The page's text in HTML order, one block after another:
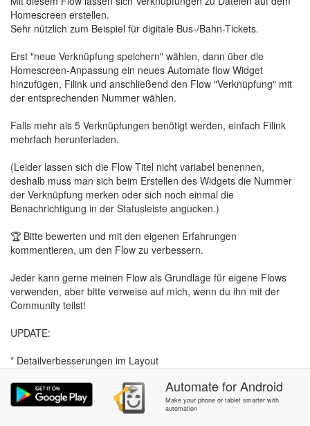
Homescreen erstellen.
Sehr nützlich zum Beispiel für digitale Bus-/Bahn-Tickets.
Erst "neue Verknüpfung speichern" wählen, dann über die
Homescreen-Anpassung ein neues Automate flow Widget
hinzufügen, Filink und anschließend den Flow "Verknüpfung" mit
der entsprechenden Nummer wählen.
Falls mehr als 5 Verknüpfungen benötigt werden, einfach Filink
mehrfach herunterladen.
(Leider lassen sich die Flow Titel nicht variabel benennen,
deshalb muss man sich beim Erstellen des Widgets die Nummer
der Verknüpfung merken oder sich noch einmal die
Benachrichtigung in der Statusleiste angucken.)
🏆 Bitte bewerten und mit den eigenen Erfahrungen
kommentieren, um den Flow zu verbessern.
Jeder kann gerne meinen Flow als Grundlage für eigene Flows
verwenden, aber bitte verweise auf mich, wenn du ihn mit der
Community teilst!
UPDATE:
* Detailverbesserungen im Layout
#Dateien #Deteien #Datei #datei #Ordner #ordner #Homescreen
#homescreen #Home-Bildschirm #Verknüpfung #verknüpfung
#shortcut #file #Link #link
AutomateforAndroid
Make your phone or tablet smarter with
automation